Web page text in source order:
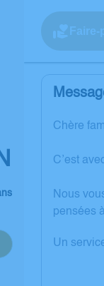
Faire-
Chère
C’est
Nous
pensées
Un